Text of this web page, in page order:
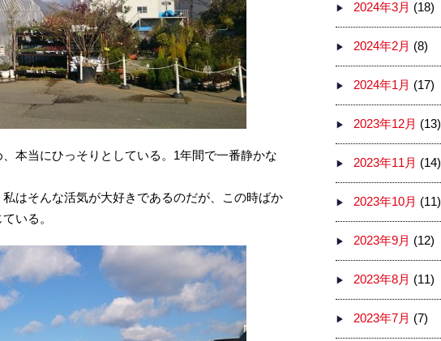
本当にひっそりとしている。1年間で一番静かな
はそんな活気が大好きであるのだが、この時ばか
いる。
2024年3月 (18)
2024年2月 (8)
2024年1月 (17)
2023年12月 (13)
2023年11月 (14)
2023年10月 (11)
2023年9月 (12)
2023年8月 (11)
2023年7月 (7)